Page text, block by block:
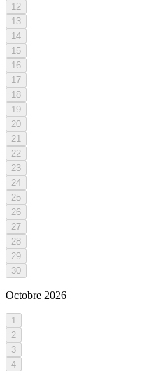
12
13
14
15
16
17
18
19
20
21
22
23
24
25
26
27
28
29
30
Octobre 2026
1
2
3
4